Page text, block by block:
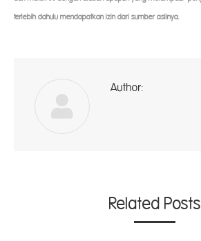
terlebih dahulu mendapatkan izin dari sumber aslinya.
Author:
Related Posts